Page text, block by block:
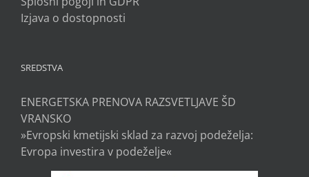
Izjava o dostopnosti
SREDSTVA
ENERGETSKA PRENOVA RAZSVETLJAVE ŠD
VRANSKO
»Evropski kmetijski sklad za razvoj podeželja:
Evropa investira v podeželje«